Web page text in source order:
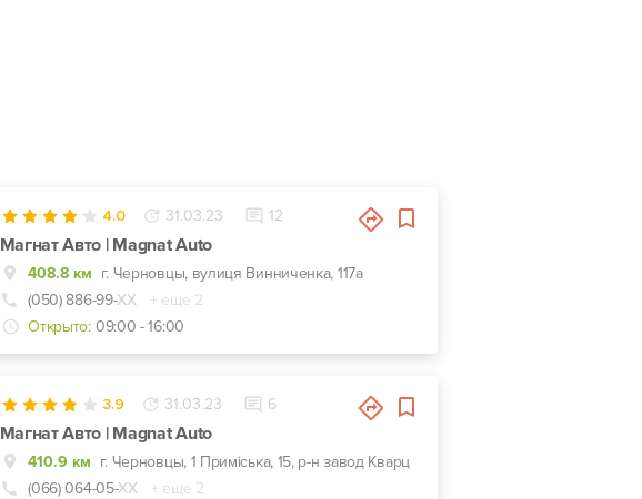
4.0 31.03.23 12
Магнат Авто | Magnat Auto
408.8 км г. Черновцы, вулиця Винниченка, 117а
(050) 886-99-ХХ
+ еще 2
Открыто: 09:00 - 16:00
3.9 31.03.23 6
Магнат Авто | Magnat Auto
410.9 км г. Черновцы, 1 Приміська, 15, р-н завод Кварц
(066) 064-05-ХХ
+ еще 2